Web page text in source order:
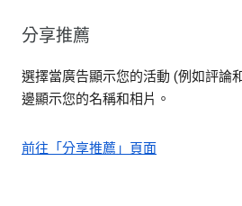
分享推薦
選擇當廣告顯示您的活動 (例如評論
邊顯示您的名稱和相片。
前往「分享推薦」頁面